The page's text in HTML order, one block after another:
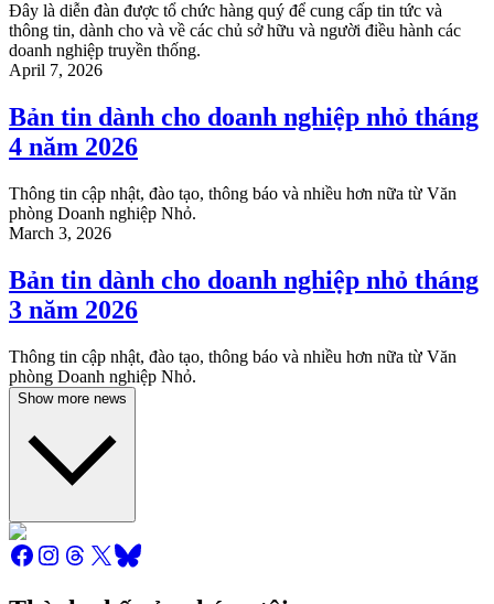
Đây là diễn đàn được tổ chức hàng quý để cung cấp tin tức và
thông tin, dành cho và về các chủ sở hữu và người điều hành các
doanh nghiệp truyền thống.
April 7, 2026
Bản tin dành cho doanh nghiệp nhỏ tháng
4 năm 2026
Thông tin cập nhật, đào tạo, thông báo và nhiều hơn nữa từ Văn
phòng Doanh nghiệp Nhỏ.
March 3, 2026
Bản tin dành cho doanh nghiệp nhỏ tháng
3 năm 2026
Thông tin cập nhật, đào tạo, thông báo và nhiều hơn nữa từ Văn
phòng Doanh nghiệp Nhỏ.
Show more news